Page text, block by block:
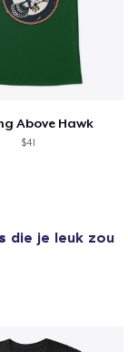
Above Hawk
$41
die je leuk zou